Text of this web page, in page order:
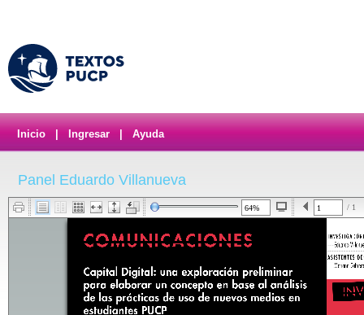
Inicio Ingresar Ayuda
Panel Eduardo Villanueva
/ 1